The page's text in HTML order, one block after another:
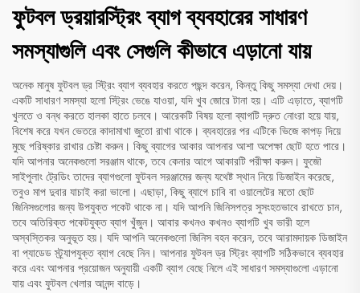
ফুটবল ড্রয়ারস্ট্রিং ব্যাগ ব্যবহারের সাধারণ
সমস্যাগুলি এবং সেগুলি কীভাবে এড়ানো যায়
অনেক মানুষ ফুটবল ড্র স্ট্রিং ব্যাগ ব্যবহার করতে পছন্দ করেন, কিন্তু কিছু সমস্যা দেখা দেয়।
একটি সাধারণ সমস্যা হলো স্ট্রিং ভেঙে যাওয়া, যদি খুব জোরে টানা হয়। এটি এড়াতে, ব্যাগটি
খুলতে ও বন্ধ করতে হালকা হাতে চলবে। আরেকটি বিষয় হলো ব্যাগটি দ্রুত নোংরা হয়ে যায়,
বিশেষ করে যখন ভেতরে কাদামাখা জুতো রাখা থাকে। ব্যবহারের পর এটিকে ভিজে কাপড় দিয়ে
মুছে পরিষ্কার রাখার চেষ্টা করুন। কিছু ব্যাগের আকার আপনার আশা অপেক্ষা ছোট হতে পারে।
যদি আপনার অনেকগুলো সরঞ্জাম থাকে, তবে কেনার আগে আকারটি পরীক্ষা করুন। ফুজৌ
সাইপুলাং ট্রেডিং তাদের ব্যাগগুলো ফুটবল সরঞ্জামের জন্য যথেষ্ট স্থান নিয়ে ডিজাইন করেছে,
তবুও মাপ দুবার যাচাই করা ভালো। এছাড়া, কিছু ব্যাগে চাবি বা ওয়ালেটের মতো ছোট
জিনিসগুলোর জন্য উপযুক্ত পকেট থাকে না। যদি আপনি জিনিসপত্র সুসংহতভাবে রাখতে চান,
তবে অতিরিক্ত পকেটযুক্ত ব্যাগ খুঁজুন। আবার কখনও কখনও ব্যাগটি খুব ভারী হলে
অস্বস্তিকর অনুভূত হয়। যদি আপনি অনেকগুলো জিনিস বহন করেন, তবে আরামদায়ক ডিজাইন
বা প্যাডেড স্ট্র্যাপযুক্ত ব্যাগ বেছে নিন। আপনার ফুটবল ড্র স্ট্রিং ব্যাগটি সঠিকভাবে ব্যবহার
করে এবং আপনার প্রয়োজন অনুযায়ী একটি ব্যাগ বেছে নিলে এই সাধারণ সমস্যাগুলো এড়ানো
যায় এবং ফুটবল খেলার আনন্দ বাড়ে।